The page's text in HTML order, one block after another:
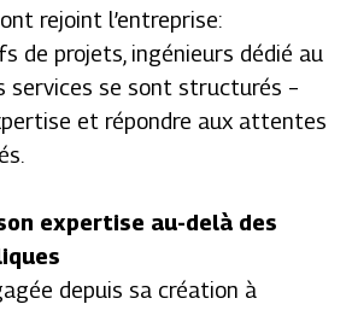
rejoint l’entreprise:
de projets, ingénieurs dédié au
services se sont structurés –
et répondre aux attentes
expertise au-delà des
depuis sa création à